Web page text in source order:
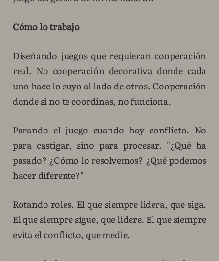
Cómo lo trabajo
Diseñando juegos que requieran cooperación
real. No cooperación decorativa donde cada
uno hace lo suyo al lado de otros. Cooperación
donde si no te coordinas, no funciona.
Parando el juego cuando hay conflicto. No
para castigar, sino para procesar. "¿Qué ha
pasado? ¿Cómo lo resolvemos? ¿Qué podemos
hacer diferente?"
Rotando roles. El que siempre lidera, que siga.
El que siempre sigue, que lidere. El que siempre
evita el conflicto, que medie.